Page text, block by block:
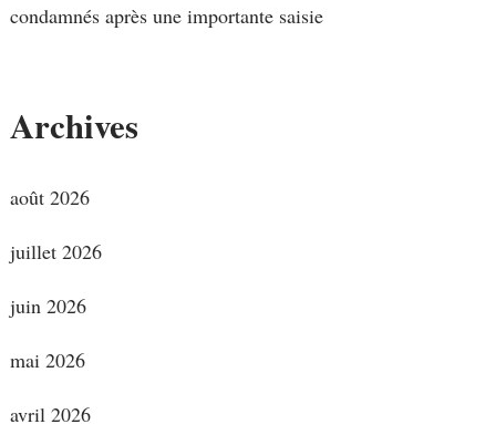
condamnés après une importante saisie
Archives
août 2026
juillet 2026
juin 2026
mai 2026
avril 2026